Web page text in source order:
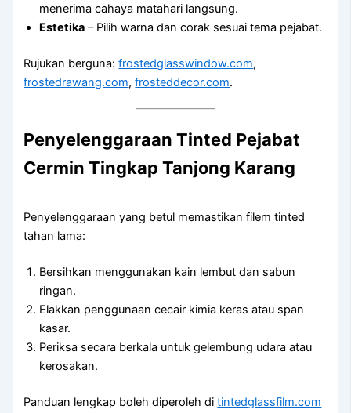
menerima cahaya matahari langsung.
Estetika – Pilih warna dan corak sesuai tema pejabat.
Rujukan berguna:frostedglasswindow.com,
frostedrawang.com,frosteddecor.com.
PenyelenggaraanTinted Pejabat
Cermin Tingkap Tanjong Karang
Penyelenggaraan yang betul memastikan filem tinted
tahan lama:
Bersihkan menggunakan kain lembut dan sabun
ringan.
Elakkan penggunaan cecair kimia keras atau span
kasar.
Periksa secara berkala untuk gelembung udara atau
kerosakan.
Panduan lengkap boleh diperoleh ditintedglassfilm.com